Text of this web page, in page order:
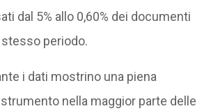
dal 5% allo 0,60% dei documenti
periodo.
i dati mostrino una piena
nella maggior parte delle